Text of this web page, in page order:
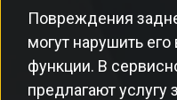
Повреждения
могут нарушить
функции. В
предлагают